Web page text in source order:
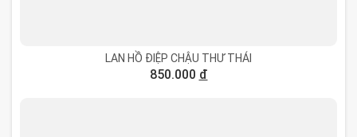
LAN HỒ ĐIỆP CHẬU THƯ THÁI
850.000 đ